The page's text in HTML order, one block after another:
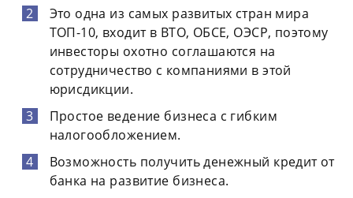
Это одна из самых развитых стран мира
ТОП-10, входит в ВТО, ОБСЕ, ОЭСР, поэтому
инвесторы охотно соглашаются на
сотрудничество с компаниями в этой
юрисдикции.
Простое ведение бизнеса с гибким
налогообложением.
Возможность получить денежный кредит от
банка на развитие бизнеса.